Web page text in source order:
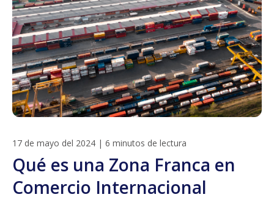
17 de mayo del 2024 | 6 minutos de lectura
Qué es una Zona Franca en
Comercio Internacional